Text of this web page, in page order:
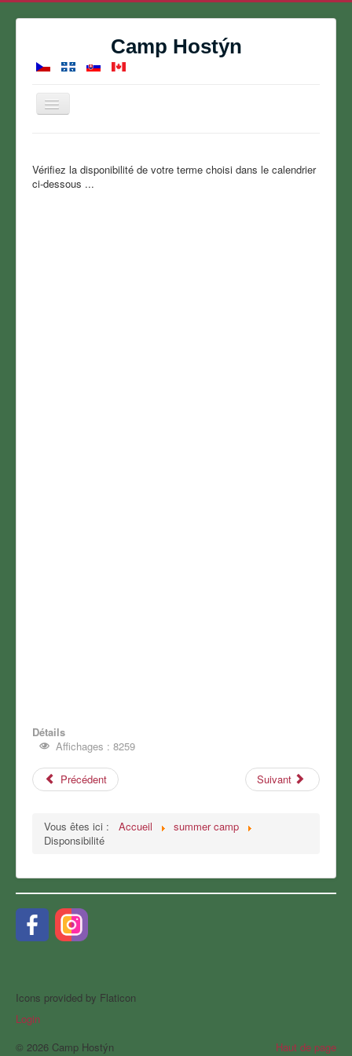
Camp Hostýn
Basculer
la
Camp de vacances
Vérifiez la disponibilité de votre terme choisi dans le calendrier
ci-dessous ...
Détails
Affichages : 8259
Précédent Suivant
Vous êtes ici : Accueil
summer camp
Disponsibilité
Icons provided by Flaticon
Login
Haut de page
© 2026 Camp Hostýn